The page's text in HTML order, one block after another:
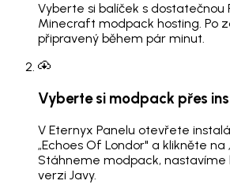
Vyberte si balíček s dostatečnou
Minecraft modpack hosting. Po
připravený během pár minut.
Vyberte si modpack přes
V Eternyx Panelu otevřete
„Echoes Of Londor" a klikněte na
Stáhneme modpack, nastavíme
verzi Javy.